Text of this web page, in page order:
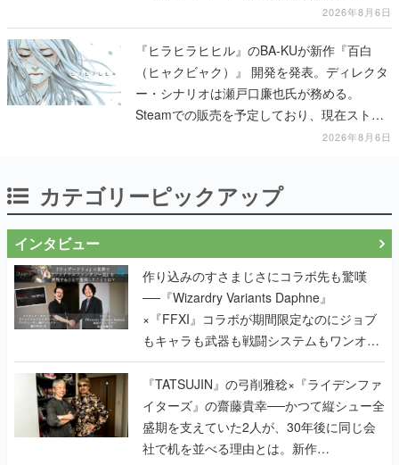
2026年8月6日
『ヒラヒラヒヒル』のBA-KUが新作『百白
（ヒャクビャク）』 開発を発表。ディレクタ
ー・シナリオは瀬戸口廉也氏が務める。
Steamでの販売を予定しており、現在ストア
2026年8月6日
カテゴリーピックアップ
インタビュー
作り込みのすさまじさにコラボ先も驚嘆
──『Wizardry Variants Daphne』
×『FFXI』コラボが期間限定なのにジョブ
もキャラも武器も戦闘システムもワンオフ
で作り込まれた理由を両ディレクターに聞
く
『TATSUJIN』の弓削雅稔×『ライデンファ
イターズ』の齋藤貴幸──かつて縦シュー全
盛期を支えていた2人が、30年後に同じ会
社で机を並べる理由とは。新作